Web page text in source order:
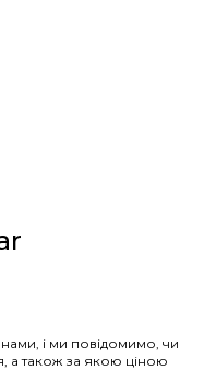
і ми повідомимо, чи
а також за якою ціною